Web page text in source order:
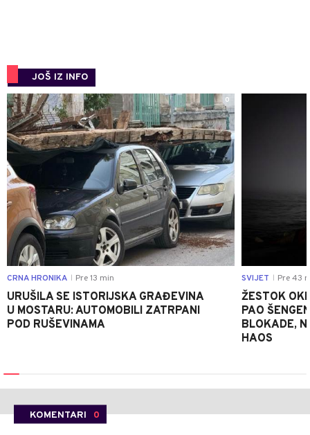
JOŠ IZ INFO
0
CRNA HRONIKA Pre 13 min
URUŠILA SE ISTORIJSKA GRAĐEVINA
U MOSTARU: AUTOMOBILI ZATRPANI
POD RUŠEVINAMA
SVIJET Pre 43
ŽESTOK
PAO
BLOKADE,
HAOS
KOMENTARI 0